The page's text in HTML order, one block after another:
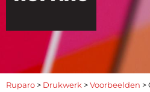
Ruparo > Drukwerk > Voorbeelden >